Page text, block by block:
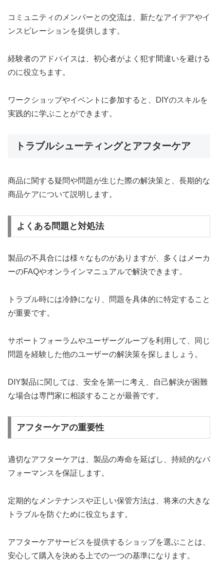
コミュニティのメンバーとの交流は、新たなアイデアやイ
ンスピレーションを提供します。
経験者のアドバイスは、初心者がよく犯す間違いを避ける
のに役立ちます。
ワークショップやイベントに参加すると、DIYのスキルを
実践的に学ぶことができます。
トラブルシューティングとアフターケア
商品に関する疑問や問題が生じた際の解決策と、長期的な
商品ケアについて説明します。
よくある問題と対処法
製品の不具合には様々なものがありますが、多くはメーカ
ーのFAQやオンラインマニュアルで解決できます。
トラブル時には冷静になり、問題を具体的に特定すること
が重要です。
サポートフォーラムやユーザーグループを利用して、同じ
問題を経験した他のユーザーの解決策を探しましょう。
DIY製品に関しては、安全を第一に考え、自己解決が困難
な場合は専門家に相談することが最善です。
アフターケアの重要性
適切なアフターケアは、製品の寿命を延ばし、持続的なパ
フォーマンスを保証します。
定期的なメンテナンスや正しい保管方法は、将来の大きな
トラブルを防ぐために役立ちます。
アフターケアサービスを提供するショップを選ぶことは、
安心して購入を決める上での一つの基準になります。